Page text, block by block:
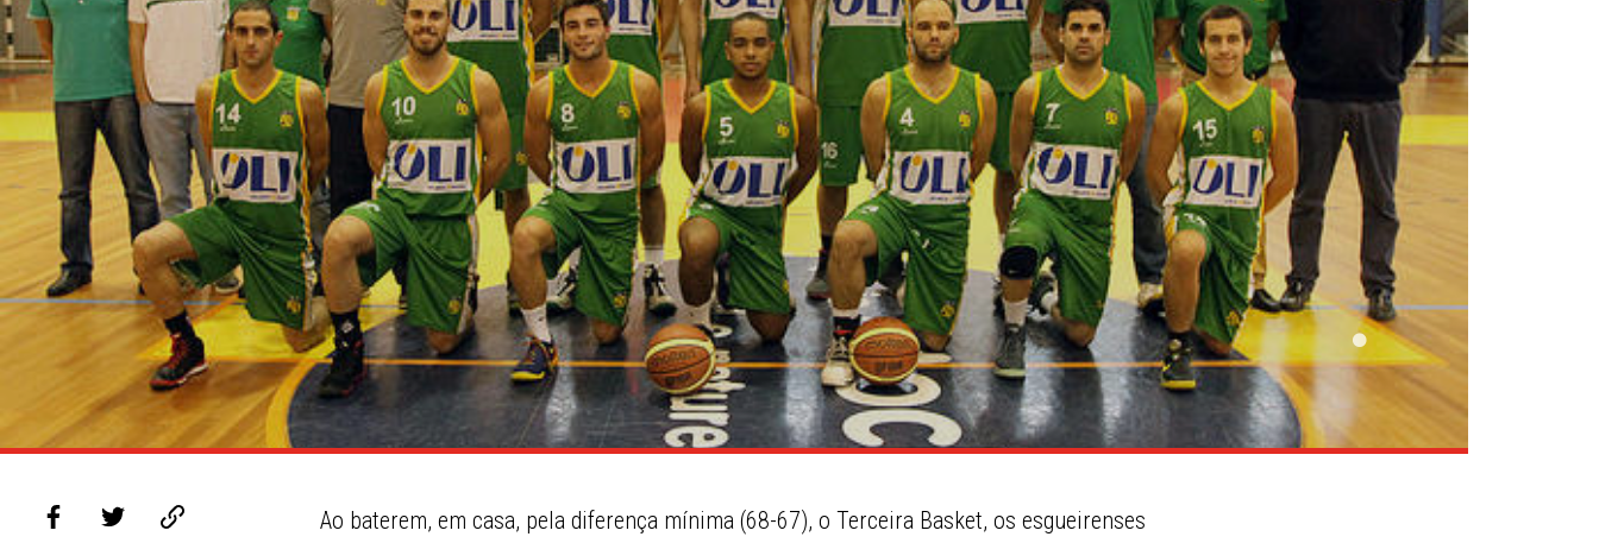
Ao baterem, em casa, pela diferença mínima (68-67), o Terceira Basket, os esgueirenses